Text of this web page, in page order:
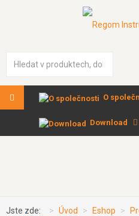
O
Download
Jste zde: Úvod Eshop